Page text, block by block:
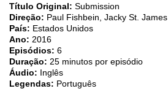
Título Original: Submission
Direção: Paul Fishbein, Jacky St. James
País: Estados Unidos
Ano: 2016
Episódios: 6
Duração: 25 minutos por episódio
Áudio: Inglês
Legendas: Português